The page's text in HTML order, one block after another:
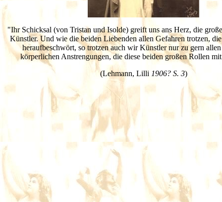
"Ihr Schicksal (von Tristan und Isolde) greift uns ans Herz, die
Künstler. Und wie die beiden Liebenden allen Gefahren trotzen,
heraufbeschwört, so trotzen auch wir Künstler nur zu gern
körperlichen Anstrengungen, die diese beiden großen Rollen
(Lehmann, Lilli 1906? S. 3)